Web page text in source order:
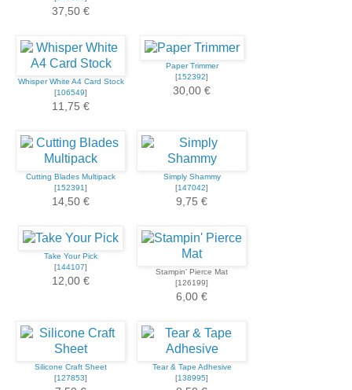
37,50 €
Whisper White A4 Card Stock
[106549]
11,75 €
Paper Trimmer
[152392]
30,00 €
Cutting Blades Multipack
[152391]
14,50 €
Simply Shammy
[147042]
9,75 €
Take Your Pick
[144107]
12,00 €
Stampin' Pierce Mat
[126199]
6,00 €
Silicone Craft Sheet
[127853]
Tear & Tape Adhesive
[138995]